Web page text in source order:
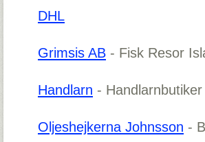
DHL
Grimsis AB - Fisk Resor
Handlarn -
Oljeshejkerna Johnsson -